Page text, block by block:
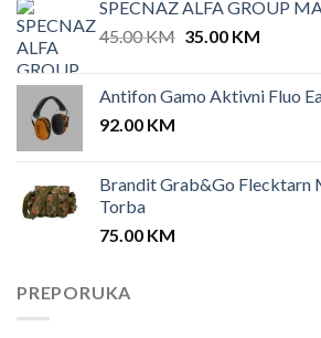
SPECNAZ ALFA GROUP
45.00KM Original
45.00 KM.
35.00 KMCurrent
35.00
Antifon Gamo Aktivni Fluo
92.00 KM
Brandit Grab&Go Flecktarn
Torba
75.00 KM
PREPORUKA